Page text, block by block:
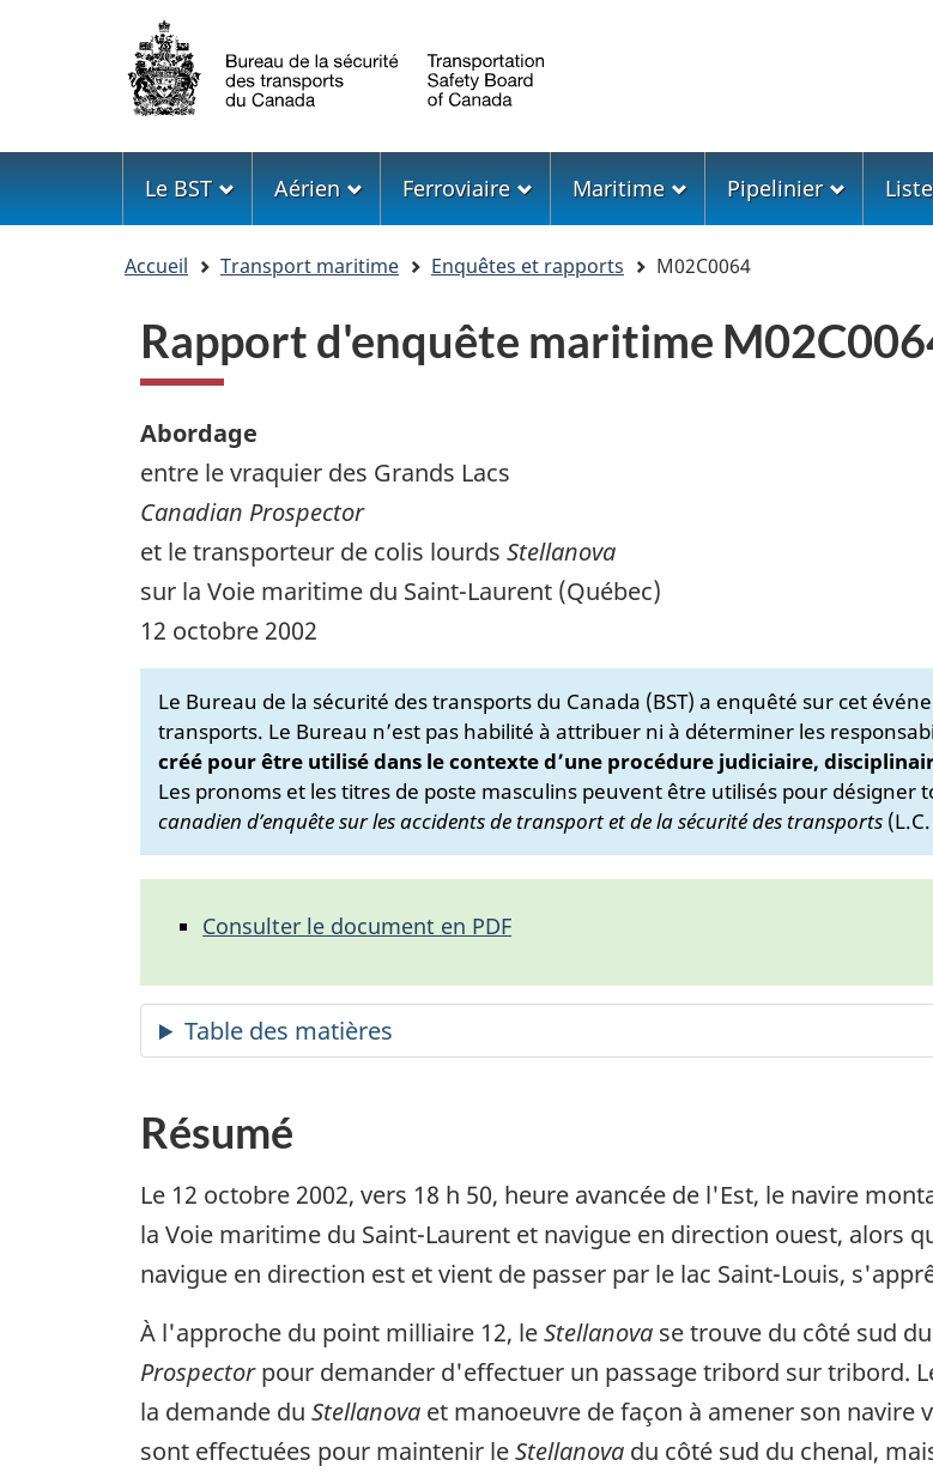
Sélection
de
la
langue
Menu
Le BST Aérien Ferroviaire Maritime Pipelinier
Accueil Transport maritime Enquêtes et rapports M02C0064
Rapport d'enquête maritime
Abordage
entre le vraquier des Grands Lacs
Canadian Prospector
et le transporteur de colis lourds Stellanova
sur la Voie maritime du Saint-Laurent (Québec)
12 octobre 2002
Le Bureau de la sécurité des transports du Canada (BST) a enquêté sur cet
transports. Le Bureau n’est pas habilité à attribuer ni à déterminer les
créé pour être utilisé dans le contexte d’une procédure judiciaire,
Les pronoms et les titres de poste masculins peuvent être utilisés pour désigner
canadien d’enquête sur les accidents de transport et de la sécurité des transports
Consulter le document en PDF
Résumé
Le 12 octobre 2002, vers 18 h 50, heure avancée de l'Est, le navire
la Voie maritime du Saint-Laurent et navigue en direction ouest, alors
navigue en direction est et vient de passer par le lac Saint-Louis,
À l'approche du point milliaire 12, leStellanova se trouve du côté sud
Prospectorpour demander d'effectuer un passage tribord sur tribord.
la demande du Stellanova et manoeuvre de façon à amener son navire
sont effectuées pour maintenir leStellanova du côté sud du chenal,